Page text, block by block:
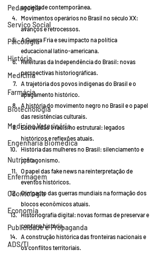
Pedagogia
Serviço Social
Psicologia
História
Medicina
Farmácia
Biotecnologia
Medicina Veterinária
Engenharia Biomédica
Nutrição
Enfermagem
Odontologia
Economia
Publicidade e Propaganda
ADS/TI
sociedade contemporânea.
Movimentos operários no Brasil no século XX:
avanços e retrocessos.
A Guerra Fria e seu impacto na política
educacional latino-americana.
Releituras da Independência do Brasil: novas
perspectivas historiográficas.
A trajetória dos povos indígenas do Brasil e o
apagamento histórico.
A história do movimento negro no Brasil e o papel
das resistências culturais.
Escravidão e racismo estrutural: legados
históricos e reflexões atuais.
História das mulheres no Brasil: silenciamento e
protagonismo.
O papel das fake news na reinterpretação de
eventos históricos.
O impacto das guerras mundiais na formação dos
blocos econômicos atuais.
Historiografia digital: novas formas de preservar e
contar a história.
A construção histórica das fronteiras nacionais e
os conflitos territoriais.